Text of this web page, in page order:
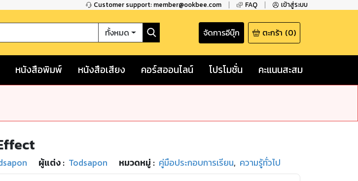
Customer support: member@ookbee.com FAQ เข้าสู่ระบบ
ทั้งหมด จัดการอีบุ๊ก ตะกร้า (0)
หนังสือพิมพ์ หนังสือเสียง คอร์สออนไลน์ โปรโมชั่น คะแนนสะสม
ผู้แต่ง : Todsapon หมวดหมู่ : คู่มือประกอบการเรียน, ความรู้ทั่วไป